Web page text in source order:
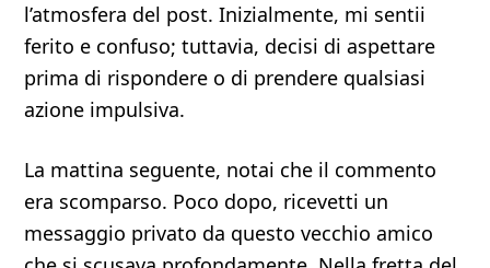
l’atmosfera del post. Inizialmente, mi sentii
ferito e confuso; tuttavia, decisi di aspettare
prima di rispondere o di prendere qualsiasi
azione impulsiva.
La mattina seguente, notai che il commento
era scomparso. Poco dopo, ricevetti un
messaggio privato da questo vecchio amico